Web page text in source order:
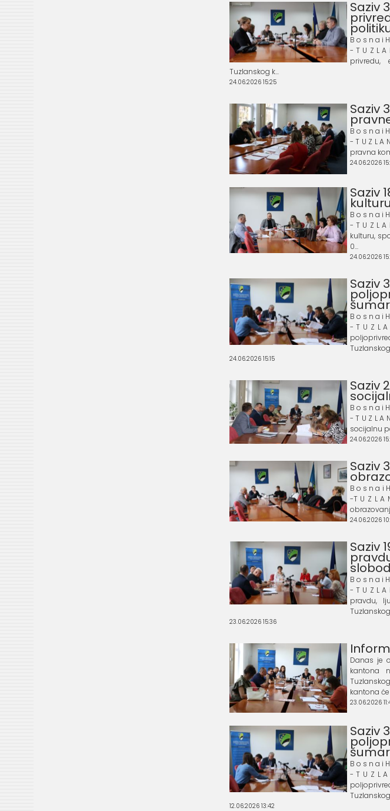
Saziv
B o s n a i
- T U Z L
privredu,
Tuzlanskog k...
24.06.2026 15:25
Saziv
B o s n a i
- T U Z L A
pravna
24.06.2026
Saziv
B o s n a i
- T U Z L
kulturu,
0...
24.06.2026
Saziv
B o s n a i
- T U Z L
24.06.2026 15:15
Saziv
B o s n a i
- T U Z L A
socijalnu
24.06.2026
Saziv
B o s n a i
-T U Z L A
24.06.2026
Saziv
B o s n a i
- T U Z L
pravdu,
Tuzlanskog
23.06.2026 15:36
Danas je
kantona
kantona
23.06.2026
Saziv
B o s n a i
- T U Z L
12.06.2026 13:42